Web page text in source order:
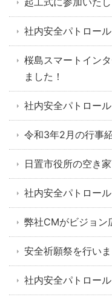
社内安全パトロー
桜島スマートイン
ました！
社内安全パトロー
令和3年2月の行事
日置市役所の空き
社内安全パトロー
弊社CMがビジョン
安全祈願祭を行い
社内安全パトロー